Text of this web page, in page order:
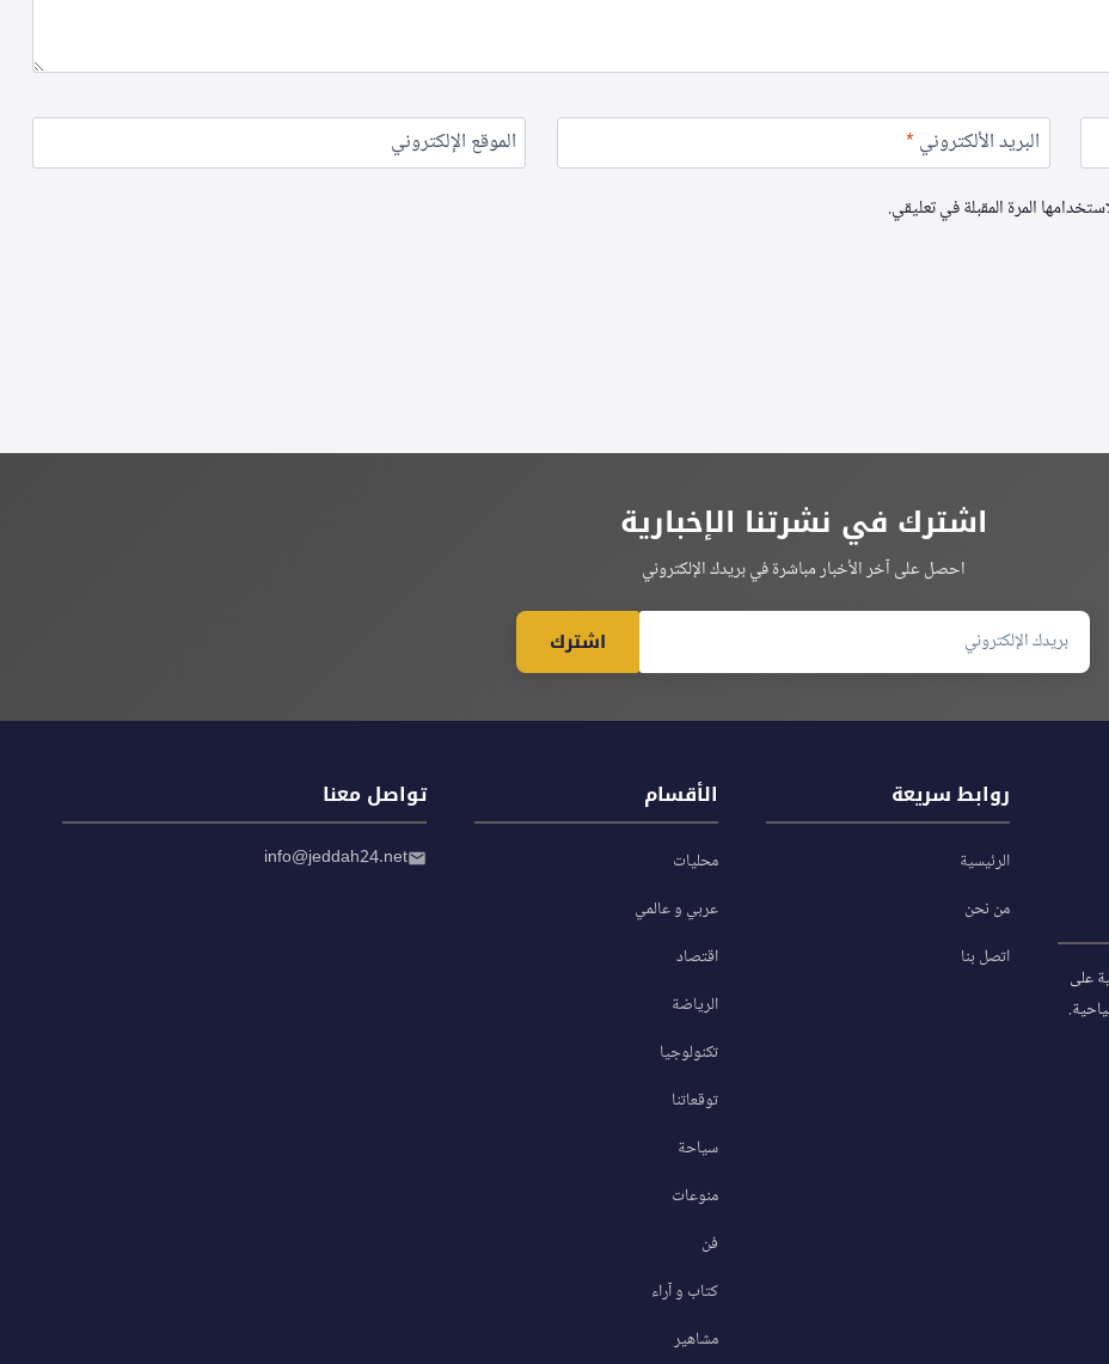
البريد الألكتروني* الموقع الإلكتروني
المرة المقبلة في تعليقي.
اشترك في نشرتنا الإخبارية
احصل على آخر الأخبار مباشرة في بريدك الإلكتروني
اشترك
على
روابط سريعة
الرئيسية
من نحن
اتصل بنا
الأقسام
محليات
عربي و عالمي
اقتصاد
الرياضة
تكنولوجيا
توقعاتنا
سياحة
منوعات
فن
كتاب و آراء
مشاهير
تواصل معنا
info@jeddah24.net